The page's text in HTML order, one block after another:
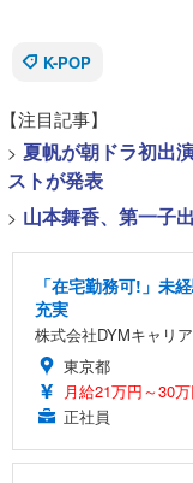
K-POP
【注目記事】
> 夏帆が朝ドラ初出
ストが発表
> 山本舞香、第一子
「在宅勤務可!」未
充実
株式会社DYMキャリア
東京都
月給21万円～30
正社員